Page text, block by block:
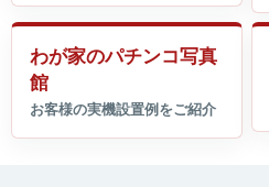
わが家のパチンコ写真
館